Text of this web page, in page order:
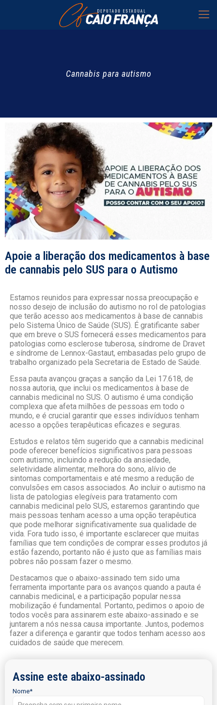
Cannabis para autismo
Apoie a liberação dos medicamentos à base
de cannabis pelo SUS para o Autismo
Estamos reunidos para expressar nossa preocupação e
nosso desejo de inclusão do autismo no rol de patologias
que terão acesso aos medicamentos à base de cannabis
pelo Sistema Único de Saúde (SUS). É gratificante saber
que em breve o SUS fornecerá esses medicamentos para
patologias como esclerose tuberosa, síndrome de Dravet
e síndrome de Lennox-Gastaut, embasadas pelo grupo de
trabalho organizado pela Secretaria de Estado de Saúde.
Essa pauta avançou graças a sanção da Lei 17.618, de
nossa autoria, que inclui os medicamentos à base de
cannabis medicinal no SUS. O autismo é uma condição
complexa que afeta milhões de pessoas em todo o
mundo, e é crucial garantir que esses indivíduos tenham
acesso a opções terapêuticas eficazes e seguras.
Estudos e relatos têm sugerido que a cannabis medicinal
pode oferecer benefícios significativos para pessoas
com autismo, incluindo a redução da ansiedade,
seletividade alimentar, melhora do sono, alívio de
sintomas comportamentais e até mesmo a redução de
convulsões em casos associados. Ao incluir o autismo na
lista de patologias elegíveis para tratamento com
cannabis medicinal pelo SUS, estaremos garantindo que
mais pessoas tenham acesso a uma opção terapêutica
que pode melhorar significativamente sua qualidade de
vida. Fora tudo isso, é importante esclarecer que muitas
famílias que tem condições de comprar esses produtos já
estão fazendo, portanto não é justo que as famílias mais
pobres não possam fazer o mesmo.
Destacamos que o abaixo-assinado tem sido uma
ferramenta importante para os avanços quando a pauta é
cannabis medicinal, e a participação popular nessa
mobilização é fundamental. Portanto, pedimos o apoio de
todos vocês para assinarem este abaixo-assinado e se
juntarem a nós nessa causa importante. Juntos, podemos
fazer a diferença e garantir que todos tenham acesso aos
cuidados de saúde que merecem.
Assine este abaixo-assinado
Nome*